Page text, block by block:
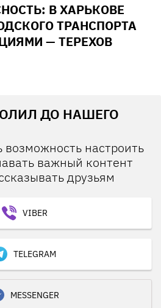
В ХАРЬКОВЕ
ТРАНСПОРТА
— ТЕРЕХОВ
ДО НАШЕГО
возможность настроить
важный контент
друзьям
VIBER
TELEGRAM
MESSENGER